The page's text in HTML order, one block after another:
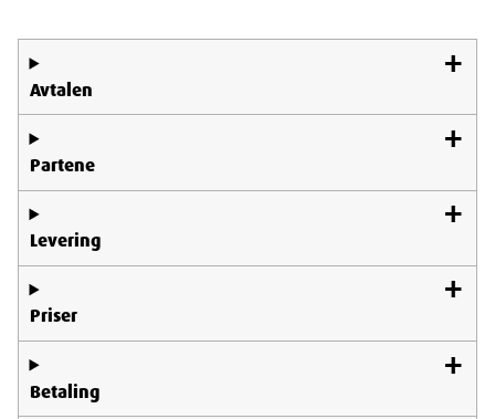
Avtalen
Partene
Levering
Priser
Betaling